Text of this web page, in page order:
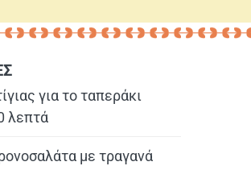
για το ταπεράκι
λεπτά
με τραγανά